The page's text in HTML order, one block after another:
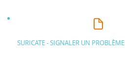
SURICATE - SIGNALER UN